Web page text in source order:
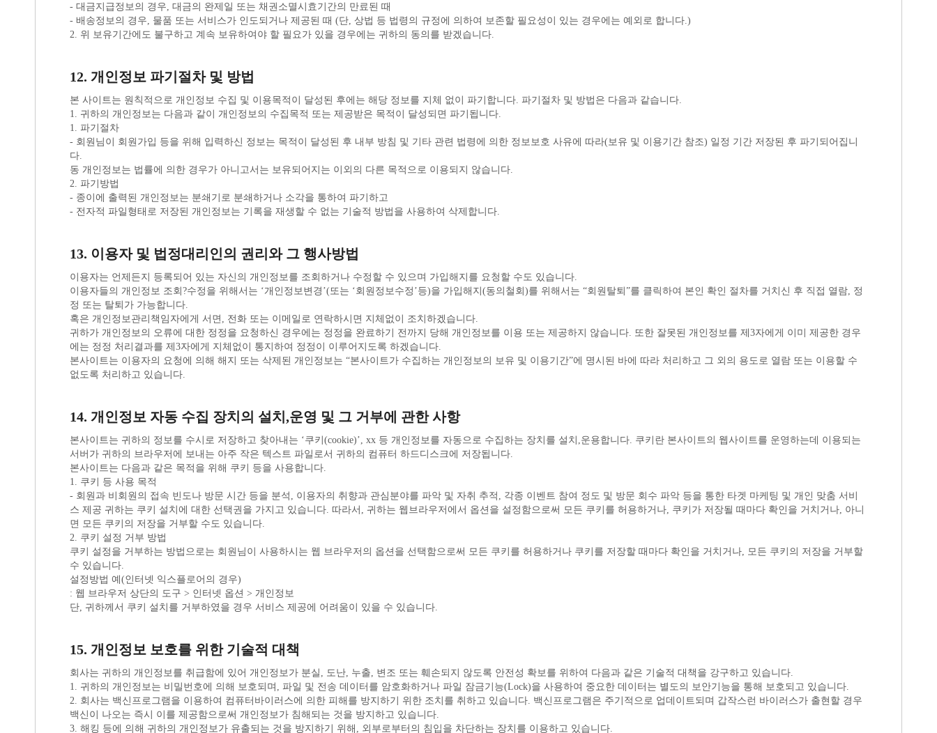
- 대금지급정보의 경우, 대금의 완제일 또는 채권소멸시효기간의 만료된 때
- 배송정보의 경우, 물품 또는 서비스가 인도되거나 제공된 때 (단, 상법 등 법령의 규정에 의하여 보존할 필요성이 있는 경우에는 예외로 합니다.)
2. 위 보유기간에도 불구하고 계속 보유하여야 할 필요가 있을 경우에는 귀하의 동의를 받겠습니다.
12. 개인정보 파기절차 및 방법
본 사이트는 원칙적으로 개인정보 수집 및 이용목적이 달성된 후에는 해당 정보를 지체 없이 파기합니다. 파기절차 및 방법은 다음과 같습니다.
1. 귀하의 개인정보는 다음과 같이 개인정보의 수집목적 또는 제공받은 목적이 달성되면 파기됩니다.
1. 파기절차
다.
동 개인정보는 법률에 의한 경우가 아니고서는 보유되어지는 이외의 다른 목적으로 이용되지 않습니다.
2. 파기방법
- 종이에 출력된 개인정보는 분쇄기로 분쇄하거나 소각을 통하여 파기하고
- 전자적 파일형태로 저장된 개인정보는 기록을 재생할 수 없는 기술적 방법을 사용하여 삭제합니다.
13. 이용자 및 법정대리인의 권리와 그 행사방법
이용자는 언제든지 등록되어 있는 자신의 개인정보를 조회하거나 수정할 수 있으며 가입해지를 요청할 수도 있습니다.
정 또는 탈퇴가 가능합니다.
혹은 개인정보관리책임자에게 서면, 전화 또는 이메일로 연락하시면 지체없이 조치하겠습니다.
에는 정정 처리결과를 제3자에게 지체없이 통지하여 정정이 이루어지도록 하겠습니다.
없도록 처리하고 있습니다.
14. 개인정보 자동 수집 장치의 설치,운영 및 그 거부에 관한 사항
서버가 귀하의 브라우저에 보내는 아주 작은 텍스트 파일로서 귀하의 컴퓨터 하드디스크에 저장됩니다.
본사이트는 다음과 같은 목적을 위해 쿠키 등을 사용합니다.
1. 쿠키 등 사용 목적
면 모든 쿠키의 저장을 거부할 수도 있습니다.
2. 쿠키 설정 거부 방법
수 있습니다.
설정방법 예(인터넷 익스플로어의 경우)
: 웹 브라우저 상단의 도구 > 인터넷 옵션 > 개인정보
단, 귀하께서 쿠키 설치를 거부하였을 경우 서비스 제공에 어려움이 있을 수 있습니다.
15. 개인정보 보호를 위한 기술적 대책
회사는 귀하의 개인정보를 취급함에 있어 개인정보가 분실, 도난, 누출, 변조 또는 훼손되지 않도록 안전성 확보를 위하여 다음과 같은 기술적 대책을 강구하고 있습니다.
1. 귀하의 개인정보는 비밀번호에 의해 보호되며, 파일 및 전송 데이터를 암호화하거나 파일 잠금기능(Lock)을 사용하여 중요한 데이터는 별도의 보안기능을 통해 보호되고 있습니다.
백신이 나오는 즉시 이를 제공함으로써 개인정보가 침해되는 것을 방지하고 있습니다.
3. 해킹 등에 의해 귀하의 개인정보가 유출되는 것을 방지하기 위해, 외부로부터의 침입을 차단하는 장치를 이용하고 있습니다.